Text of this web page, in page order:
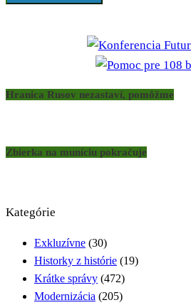
Hranica Rusov nezastaví, pomôžme
Zbierka na muníciu pokračuje
Kategórie
Exkluzívne (30)
Historky z histórie (19)
Krátke správy (472)
Modernizácia (205)